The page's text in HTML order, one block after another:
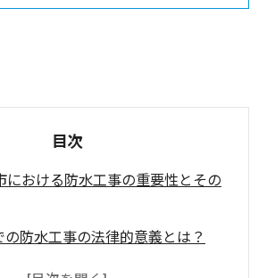
目次
における防水工事の重要性とその
の防水工事の法律的意義とは？
の法律が戸田市で必要とされる理